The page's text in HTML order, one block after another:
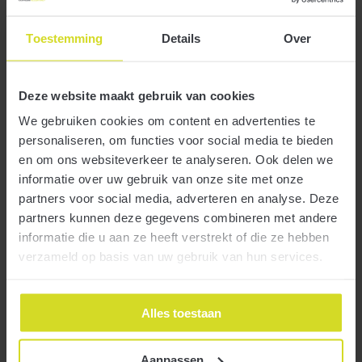
Toestemming Details Over
Deze website maakt gebruik van cookies
We gebruiken cookies om content en advertenties te
personaliseren, om functies voor social media te bieden
en om ons websiteverkeer te analyseren. Ook delen we
informatie over uw gebruik van onze site met onze
partners voor social media, adverteren en analyse. Deze
partners kunnen deze gegevens combineren met andere
informatie die u aan ze heeft verstrekt of die ze hebben
verzameld op basis van uw gebruik van hun services.
Alles toestaan
2 juni 2021
Het kabinet heeft besloten de Baangerelateerde investeringskorting
(BIK) met terugwerkende kracht tot 1 januari van dit jaar te
schrappen. Dit vanwege de verwachting dat de Europese
Commissie de BIK als ongeoorloofde staatsteun zal aanmerken en
hiermee niet akkoord zal gaan.
Meer
automotive